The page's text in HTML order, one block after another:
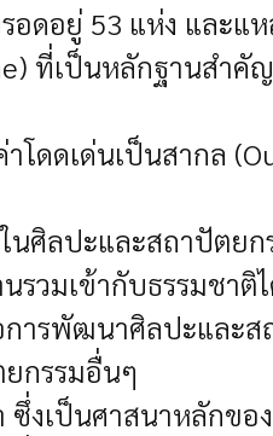
ดอยู่ 53 แห่ง และแ
ที่เป็นหลักฐานสำคั
ดดเด่นเป็นสากล
ศิลปะและสถาปัตย
วมเข้ากับธรรมชาติ
ารพัฒนาศิลปะและส
กรรมอื่นๆ
ซึ่งเป็นศาสนาหลักข